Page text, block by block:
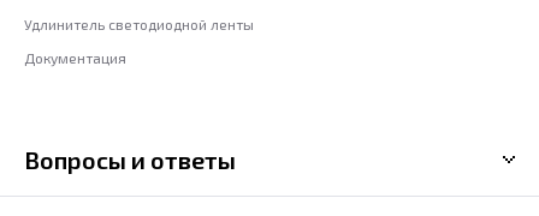
Удлинитель светодиодной ленты
Документация
Вопросы и ответы